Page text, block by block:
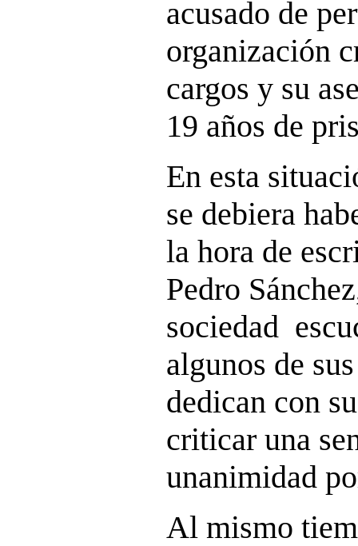
acusado de
organización
cargos y su
19 años de
En esta
se debiera
la hora de
Pedro
sociedad
algunos de
dedican con
criticar una
unanimidad
Al mismo